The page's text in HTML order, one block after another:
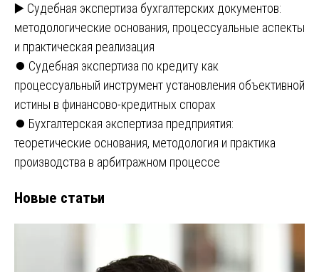
▶️ Судебная экспертиза бухгалтерских документов:
методологические основания, процессуальные аспекты
и практическая реализация
⏺️ Судебная экспертиза по кредиту как
процессуальный инструмент установления объективной
истины в финансово-кредитных спорах
⏺️ Бухгалтерская экспертиза предприятия:
теоретические основания, методология и практика
производства в арбитражном процессе
Новые статьи